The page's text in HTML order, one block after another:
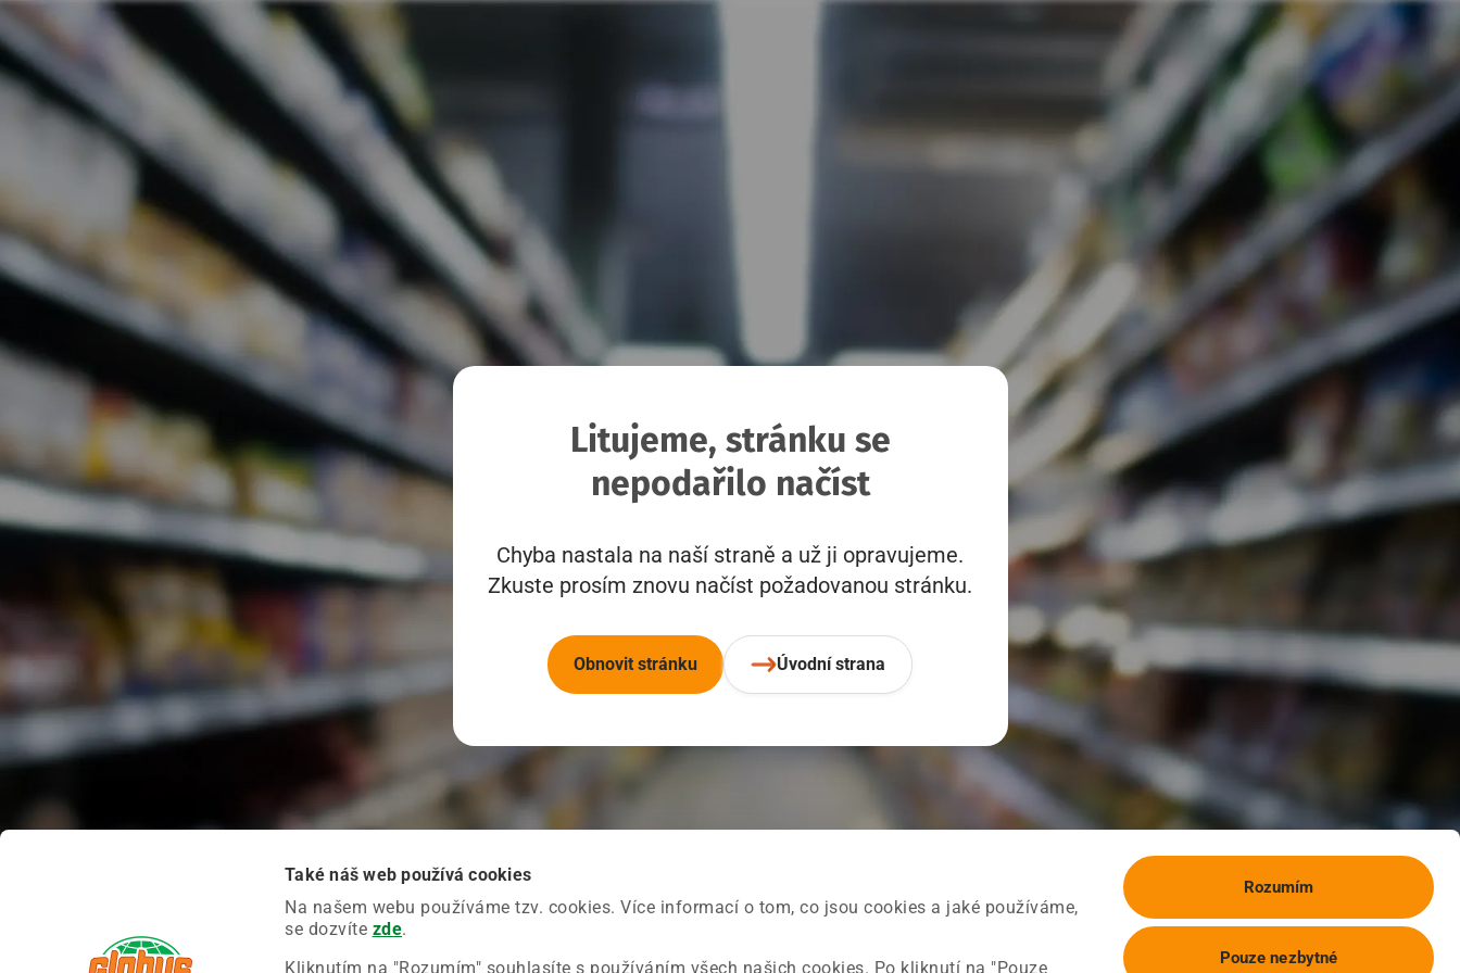
Také náš web používá cookies
Na našem webu používáme tzv. cookies. Více informací o tom, co jsou cookies a jaké používáme,
se dozvíte zde.
Kliknutím na "Rozumím" souhlasíte s používáním všech našich cookies. Po kliknutí na "Pouze
Rozumím
Pouze nezbytné
Litujeme, stránku se
nepodařilo načíst
Chyba nastala na naší straně a už ji opravujeme.
Zkuste prosím znovu načíst požadovanou stránku.
Obnovit stránku Úvodní strana